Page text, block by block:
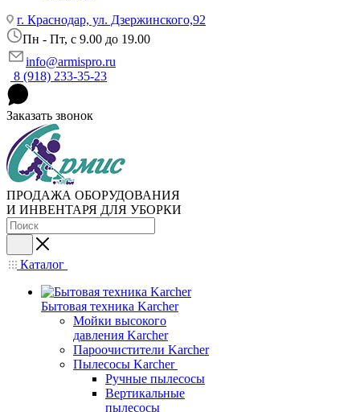
г. Краснодар, ул. Дзержинского,92
Пн - Пт, c 9.00 до 19.00
info@armispro.ru
8 (918) 233-35-23
Заказать звонок
ПРОДАЖА ОБОРУДОВАНИЯ
И ИНВЕНТАРЯ ДЛЯ УБОРКИ
Каталог
Бытовая техника Karcher
Мойки высокого
давления Karcher
Пароочистители Karcher
Пылесосы Karcher
Ручные пылесосы
Вертикальные
пылесосы